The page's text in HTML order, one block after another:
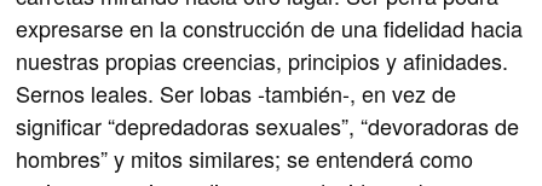
expresarse en la construcción de una fidelidad hacia
nuestras propias creencias, principios y afinidades.
Sernos leales. Ser lobas -también-, en vez de
significar “depredadoras sexuales”, “devoradoras de
hombres” y mitos similares; se entenderá como